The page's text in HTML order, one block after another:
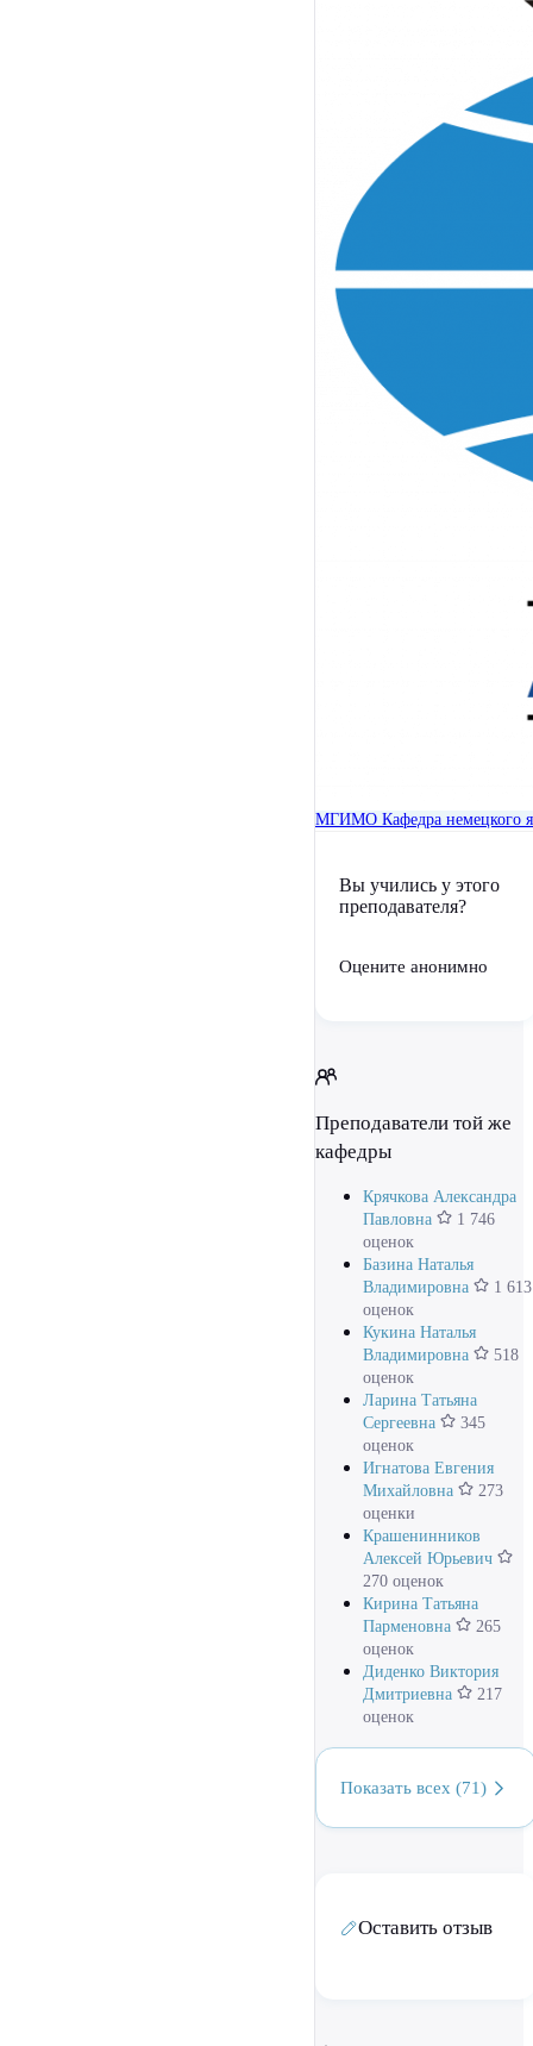
МГИМО Кафедра немецкого
Вы учились у этого
преподавателя?
Оцените анонимно
Преподаватели той же
кафедры
Крячкова Александра
Павловна
1 746
оценок
Базина Наталья
Владимировна
1 613
оценок
Кукина Наталья
Владимировна
518
оценок
Ларина Татьяна
Сергеевна
345
оценок
Игнатова Евгения
Михайловна
273
оценки
Крашенинников
Алексей Юрьевич
270 оценок
Кирина Татьяна
Парменовна
265
оценок
Диденко Виктория
Дмитриевна
217
оценок
Показать всех (71)
Оставить отзыв